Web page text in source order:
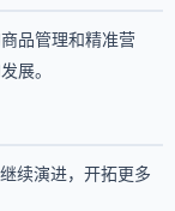
品管理和精准营
展。
续演进，开拓更多